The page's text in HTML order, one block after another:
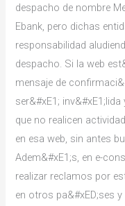
despacho de nombre
Ebank, pero dichas
responsabilidad
despacho. Si la web
mensaje de
ser&#xE1;
que no realicen
en esa web, sin antes
Adem&#xE1;s, en e-
realizar reclamos por
en otros pa&#xED;ses y